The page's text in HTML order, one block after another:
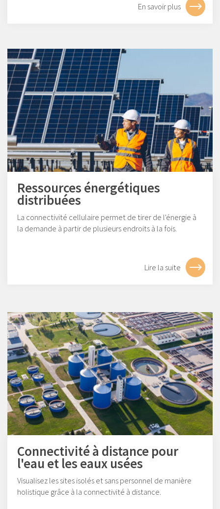
En savoir plus
Ressources énergétiques
distribuées
La connectivité cellulaire permet de tirer de l'énergie à
la demande à partir de plusieurs endroits à la fois.
Lire la suite
Connectivité à distance pour
l'eau et les eaux usées
Visualisez les sites isolés et sans personnel de manière
holistique grâce à la connectivité à distance.